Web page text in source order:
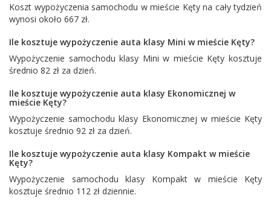
Koszt wypożyczenia samochodu w mieście Kęty na cały tydzień
wynosi około 667 zł.
Ile kosztuje wypożyczenie auta klasy Mini w mieście Kęty?
Wypożyczenie samochodu klasy Mini w mieście Kęty kosztuje
średnio 82 zł za dzień.
Ile kosztuje wypożyczenie auta klasy Ekonomicznej w
mieście Kęty?
Wypożyczenie samochodu klasy Ekonomicznej w mieście Kęty
kosztuje średnio 92 zł za dzień.
Ile kosztuje wypożyczenie auta klasy Kompakt w mieście
Kęty?
Wypożyczenie samochodu klasy Kompakt w mieście Kęty
kosztuje średnio 112 zł dziennie.